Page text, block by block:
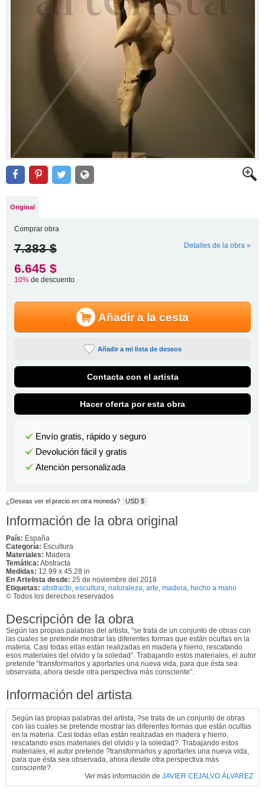
Original
Comprar obra
7.383 $ Detalles de la obra »
6.645 $
10%de descuento
Añadir a la cesta
Añadir a mi lista de deseos
Contacta con el artista
Hacer oferta por esta obra
Envío gratis, rápido y seguro
Devolución fácil y gratis
Atención personalizada
¿Deseas ver el precio en otra moneda? USD $
Información de la obra original
País: España
Categoría: Escultura
Materiales: Madera
Temática: Abstracta
Medidas: 12.99 x 45.28 in
En Artelista desde: 25 de noviembre del 2018
Etiquetas: abstracto, escultura, naturaleza, arte, madera, hecho a mano
© Todos los derechos reservados
Descripción de la obra
Según las propias palabras del artista, “se trata de un conjunto de obras con
las cuales se pretende mostrar las diferentes formas que están ocultas en la
materia. Casi todas ellas están realizadas en madera y hierro, rescatando
esos materiales del olvido y la soledad”. Trabajando estos materiales, el autor
pretende “transformarlos y aportarles una nueva vida, para que ésta sea
observada, ahora desde otra perspectiva más consciente”.
Información del artista
Según las propias palabras del artista, ?se trata de un conjunto de obras
con las cuales se pretende mostrar las diferentes formas que están ocultas
en la materia. Casi todas ellas están realizadas en madera y hierro,
rescatando esos materiales del olvido y la soledad?. Trabajando estos
materiales, el autor pretende ?transformarlos y aportarles una nueva vida,
para que ésta sea observada, ahora desde otra perspectiva más
consciente?.
Ver más información de JAVIER CEJALVO ÁLVAREZ